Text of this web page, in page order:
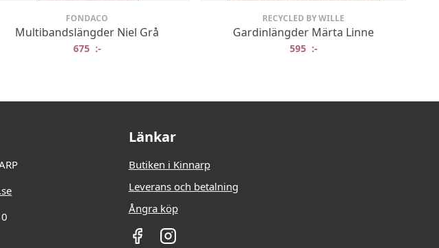
FONDACO
Multibandslängder Niel Grå
675 :-
RECYCLED BY WILLE
Gardinlängder Märta Linne
595 :-
Länkar
Butiken i Kinnarp
Leverans och betalning
Ångra köp